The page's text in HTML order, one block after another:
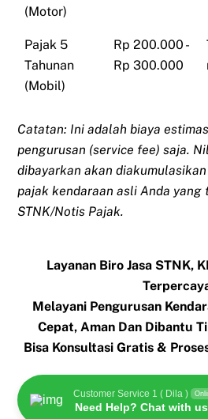
(Motor)
Pajak 5
Tahunan
(Mobil)
Rp 200.000 -
Rp 300.000
Catatan: Ini adalah biaya
pengurusan (service fee) saja.
dibayarkan akan
pajak kendaraan asli Anda yang
STNK/Notis Pajak.
Layanan Biro Jasa STNK,
Melayani Pengurusan
Cepat, Aman Dan Dibantu
Bisa Konsultasi Gratis &
Customer Service 1 ( Dila )
Need Help? Chat with us